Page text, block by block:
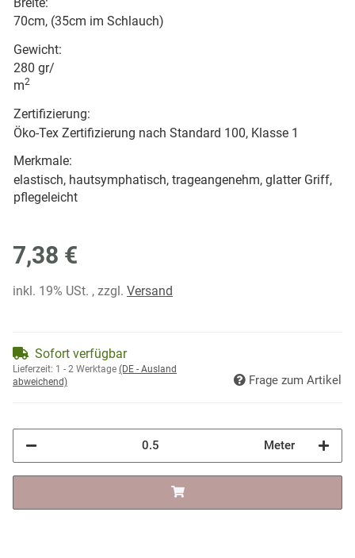
70cm, (35cm im Schlauch)
Gewicht:
280 gr/
m2
Zertifizierung:
Öko-Tex Zertifizierung nach Standard 100, Klasse 1
Merkmale:
elastisch, hautsymphatisch, trageangenehm, glatter Griff,
pflegeleicht
7,38 €
inkl. 19% USt. , zzgl. Versand
Sofort verfügbar
Lieferzeit: 1 - 2 Werktage (DE - Ausland
abweichend)
Frage zum Artikel
Meter